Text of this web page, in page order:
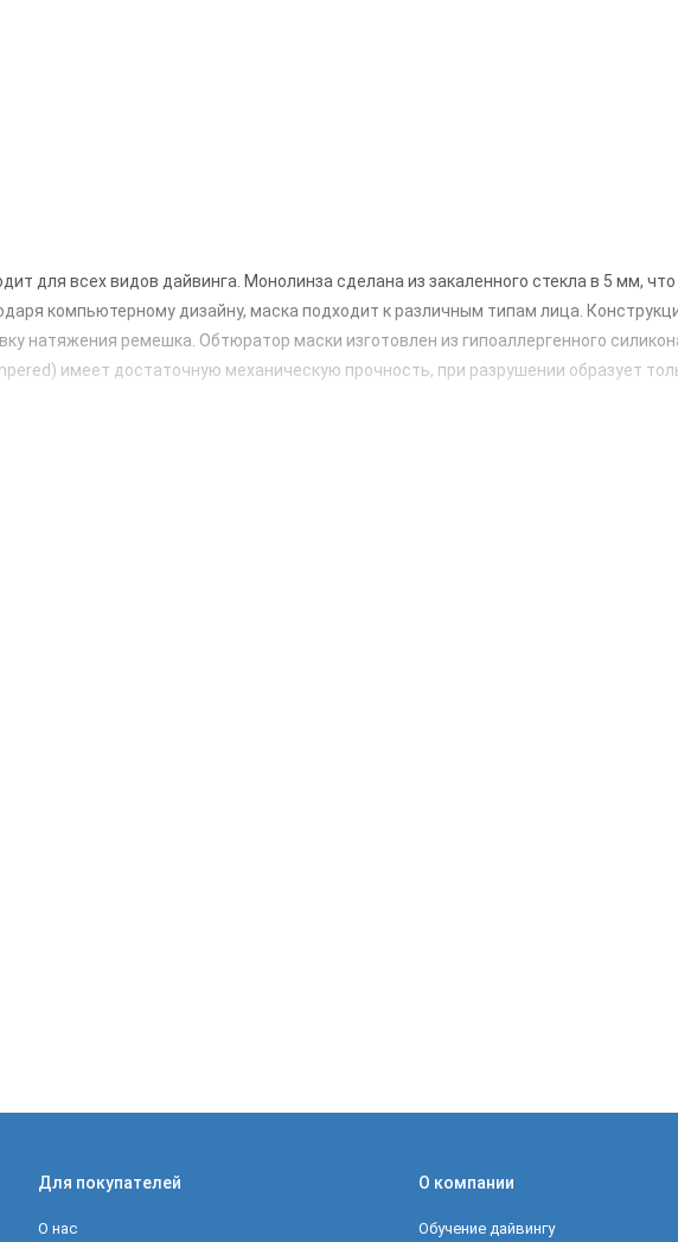
для всех видов дайвинга. Монолинза сделана из закаленного стекла в 5 мм, что
компьютерному дизайну, маска подходит к различным типам лица.
натяжения ремешка. Обтюратор маски изготовлен из гипоаллергенного
имеет достаточную механическую прочность, при разрушении образует
Для покупателей
О нас
О компании
Обучение дайвингу